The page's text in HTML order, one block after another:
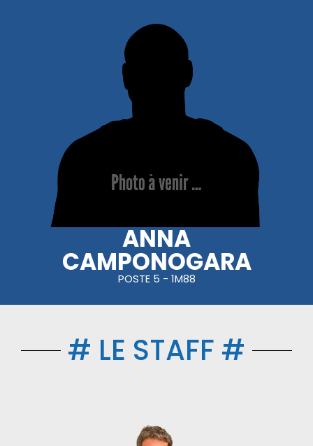
ANNA
CAMPONOGARA
POSTE 5 - 1M88
# LE STAFF #